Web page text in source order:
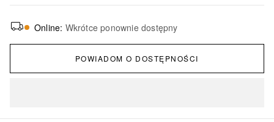
Online: Wkrótce ponownie dostępny
POWIADOM O DOSTĘPNOŚCI